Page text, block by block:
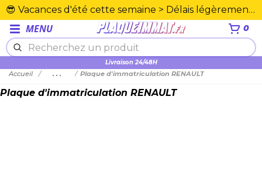
😎 Vacances d'été cette semaine > Délais légèrement rallongés. Merci☀️
MENU 0
Plexiglas en PMMA supérieure
Accueil ... Plaque d'immatriculation RENAULT
Plaque d'immatriculation RENAULT